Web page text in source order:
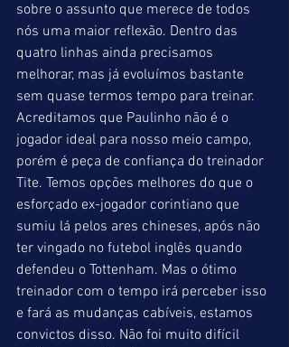
sobre o assunto que merece de todos
nós uma maior reflexão. Dentro das
quatro linhas ainda precisamos
melhorar, mas já evoluímos bastante
sem quase termos tempo para treinar.
Acreditamos que Paulinho não é o
jogador ideal para nosso meio campo,
porém é peça de confiança do treinador
Tite. Temos opções melhores do que o
esforçado ex-jogador corintiano que
sumiu lá pelos ares chineses, após não
ter vingado no futebol inglês quando
defendeu o Tottenham. Mas o ótimo
treinador com o tempo irá perceber isso
e fará as mudanças cabíveis, estamos
convictos disso. Não foi muito difícil